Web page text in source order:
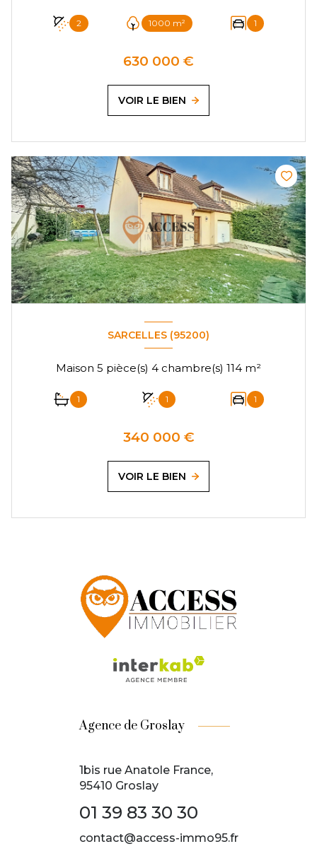
2 1000 m² 1
630 000 €
VOIR LE BIEN
SARCELLES (95200)
Maison 5 pièce(s) 4 chambre(s) 114 m²
1 1 1
340 000 €
VOIR LE BIEN
Agence de Groslay
1bis rue Anatole France,
95410 Groslay
01 39 83 30 30
contact@access-immo95.fr